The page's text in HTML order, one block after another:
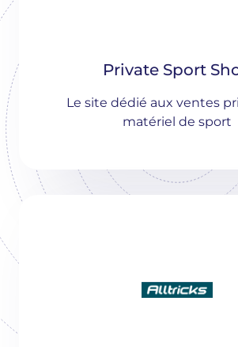
Private Sport
Le site dédié aux ventes
matériel de sport